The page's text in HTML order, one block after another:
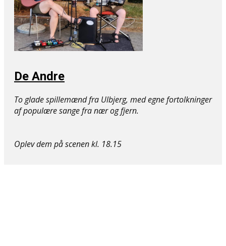
De Andre
To glade spillemænd fra Ulbjerg, med egne fortolkninger
af populære sange fra nær og fjern.
Oplev dem på ​scenen kl. 18.15